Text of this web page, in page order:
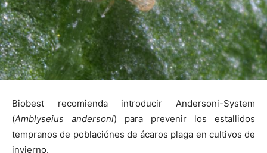
Biobest recomienda introducir Andersoni-System
(Amblyseius andersoni) para prevenir los estallidos
tempranos de poblaciónes de ácaros plaga en cultivos de
invierno.